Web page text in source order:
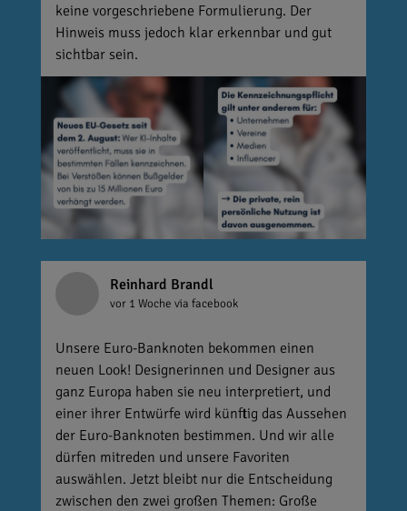
keine vorgeschriebene Formulierung. Der
Hinweis muss jedoch klar erkennbar und gut
sichtbar sein.
Reinhard Brandl
vor 1 Woche via facebook
Unsere Euro-Banknoten bekommen einen
neuen Look! Designerinnen und Designer aus
ganz Europa haben sie neu interpretiert, und
einer ihrer Entwürfe wird künftig das Aussehen
der Euro-Banknoten bestimmen. Und wir alle
dürfen mitreden und unsere Favoriten
auswählen. Jetzt bleibt nur die Entscheidung
zwischen den zwei großen Themen: Große